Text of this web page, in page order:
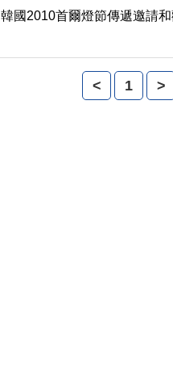
韓國2010首爾燈節傳遞邀請
< 1 >